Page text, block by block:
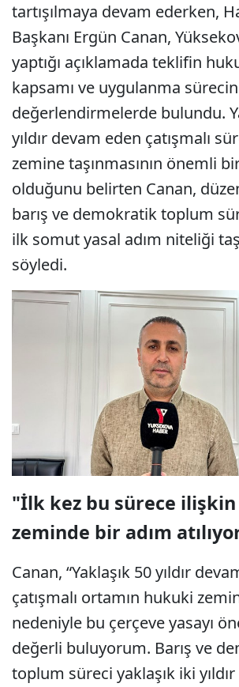
tartışılmaya devam ederken,
Başkanı Ergün Canan,
yaptığı açıklamada teklifin
kapsamı ve uygulanma
değerlendirmelerde bulundu.
yıldır devam eden çatışmalı
zemine taşınmasının önemli
olduğunu belirten Canan,
barış ve demokratik toplum
ilk somut yasal adım niteliği
söyledi.
"İlk kez bu sürece
zeminde bir adım
Canan, “Yaklaşık 50 yıldır
çatışmalı ortamın hukuki
nedeniyle bu çerçeve yasayı
değerli buluyorum. Barış ve
toplum süreci yaklaşık iki